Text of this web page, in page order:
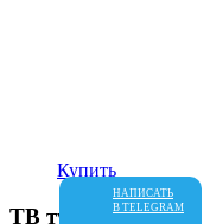
Купить
ТВ тумбы3
НАПИСАТЬ
В TELEGRAM